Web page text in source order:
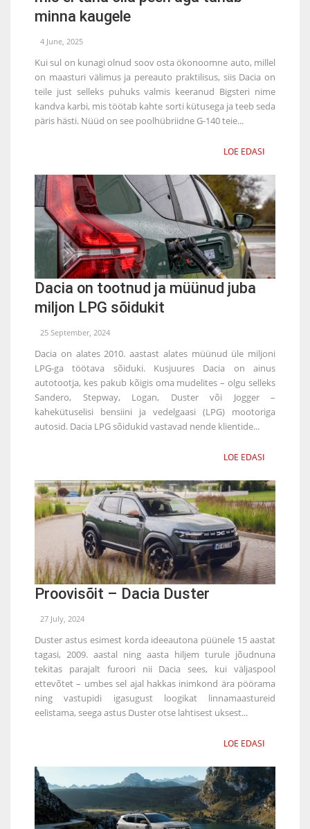
minna kaugele
4 June, 2025
Kui sul on kunagi olnud soov osta ökonoomne auto, millel
on maasturi välimus ja pereauto praktilisus, siis Dacia on
teile just selleks puhuks valmis keeranud Bigsteri nime
kandva karbi, mis töötab kahte sorti kütusega ja teeb seda
päris hästi. Nüüd on see poolhübriidne G-140 teie...
LOE EDASI
Dacia on tootnud ja müünud juba
miljon LPG sõidukit
25 September, 2024
Dacia on alates 2010. aastast alates müünud üle miljoni
LPG-ga töötava sõiduki. Kusjuures Dacia on ainus
autotootja, kes pakub kõigis oma mudelites – olgu selleks
Sandero, Stepway, Logan, Duster või Jogger –
kahekütuselisi bensiini ja vedelgaasi (LPG) mootoriga
autosid. Dacia LPG sõidukid vastavad nende klientide...
LOE EDASI
Proovisõit – Dacia Duster
27 July, 2024
Duster astus esimest korda ideeautona püünele 15 aastat
tagasi, 2009. aastal ning aasta hiljem turule jõudnuna
tekitas parajalt furoori nii Dacia sees, kui väljaspool
ettevõtet – umbes sel ajal hakkas inimkond ära pöörama
ning vastupidi igasugust loogikat linnamaastureid
eelistama, seega astus Duster otse lahtisest uksest...
LOE EDASI